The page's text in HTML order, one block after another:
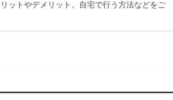
ットやデメリット、自宅で行う方法などをご